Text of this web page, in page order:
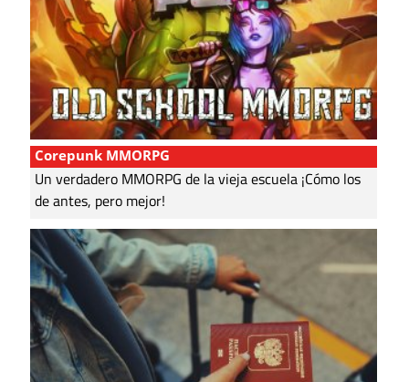
Corepunk MMORPG
Un verdadero MMORPG de la vieja escuela ¡Cómo los
de antes, pero mejor!